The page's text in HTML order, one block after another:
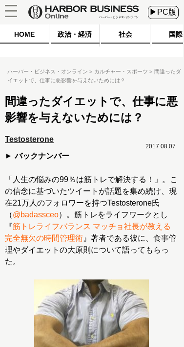
▶PC版
HOME 政治・経済 社会 国際
ハーバー・ビジネス・オンライン カルチャー・スポーツ
間違ったダ
イエットで、仕事に悪影響を与えないためには？
間違ったダイエットで、仕事に悪
影響を与えないためには？
Testosterone
バックナンバー
2017.08.07
「人生の悩みの99％は筋トレで解決する！」。こ
の信念に基づいたツイートが話題を集め続け、現
在21万人のフォロワーを持つTestosterone氏
（@badassceo）。筋トレをライフワークとし
『筋トレライフバランス マッチョ社長が教える
完全無欠の時間管理術 』著者である彼に、食事管
理やダイエットの大原則について語ってもらっ
た。